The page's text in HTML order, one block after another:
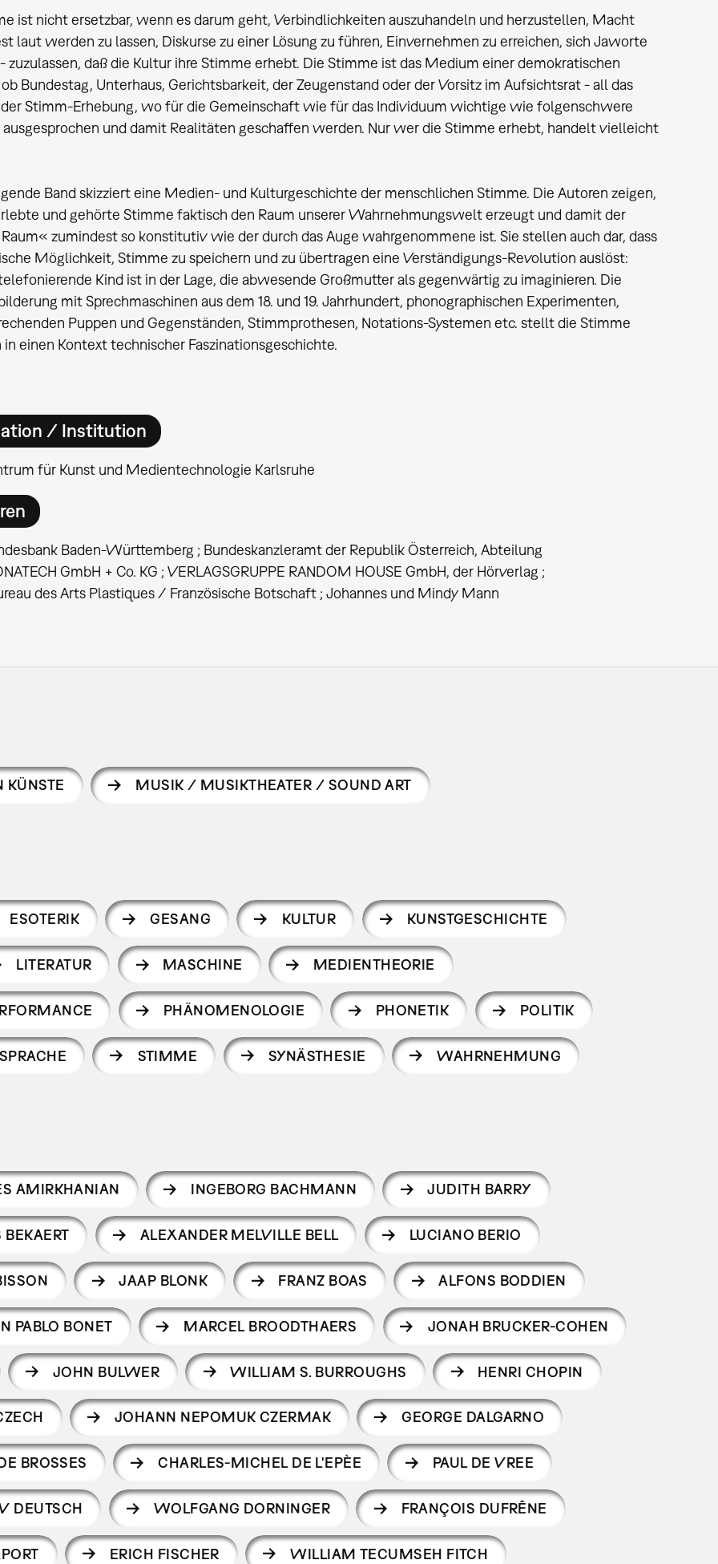
ist nicht ersetzbar, wenn es darum geht, Verbindlichkeiten auszuhandeln und herzustellen, Macht
laut werden zu lassen, Diskurse zu einer Lösung zu führen, Einvernehmen zu erreichen, sich Jaworte
zuzulassen, daß die Kultur ihre Stimme erhebt. Die Stimme ist das Medium einer demokratischen
Bundestag, Unterhaus, Gerichtsbarkeit, der Zeugenstand oder der Vorsitz im Aufsichtsrat - all das
Stimm-Erhebung, wo für die Gemeinschaft wie für das Individuum wichtige wie folgenschwere
ausgesprochen und damit Realitäten geschaffen werden. Nur wer die Stimme erhebt, handelt vielleicht
Band skizziert eine Medien- und Kulturgeschichte der menschlichen Stimme. Die Autoren zeigen,
und gehörte Stimme faktisch den Raum unserer Wahrnehmungswelt erzeugt und damit der
zumindest so konstitutiv wie der durch das Auge wahrgenommene ist. Sie stellen auch dar, dass
Möglichkeit, Stimme zu speichern und zu übertragen eine Verständigungs-Revolution auslöst:
Kind ist in der Lage, die abwesende Großmutter als gegenwärtig zu imaginieren. Die
mit Sprechmaschinen aus dem 18. und 19. Jahrhundert, phonographischen Experimenten,
Puppen und Gegenständen, Stimmprothesen, Notations-Systemen etc. stellt die Stimme
in einen Kontext technischer Faszinationsgeschichte.
/ Institution
für Kunst und Medientechnologie Karlsruhe
Baden-Württemberg ; Bundeskanzleramt der Republik Österreich, Abteilung
GmbH + Co. KG ; VERLAGSGRUPPE RANDOM HOUSE GmbH, der Hörverlag ;
des Arts Plastiques / Französische Botschaft ; Johannes und Mindy Mann
KÜNSTE MUSIK / MUSIKTHEATER / SOUND ART
ESOTERIK GESANG KULTUR KUNSTGESCHICHTE
LITERATUR MASCHINE MEDIENTHEORIE
PHÄNOMENOLOGIE PHONETIK POLITIK
SPRACHE STIMME SYNÄSTHESIE WAHRNEHMUNG
AMIRKHANIAN INGEBORG BACHMANN JUDITH BARRY
ALEXANDER MELVILLE BELL LUCIANO BERIO
JAAP BLONK FRANZ BOAS ALFONS BODDIEN
PABLO BONET MARCEL BROODTHAERS JONAH BRUCKER-COHEN
JOHN BULWER WILLIAM S. BURROUGHS HENRI CHOPIN
JOHANN NEPOMUK CZERMAK GEORGE DALGARNO
BROSSES CHARLES-MICHEL DE L'EPÈE PAUL DE VREE
DEUTSCH WOLFGANG DORNINGER FRANÇOIS DUFRÊNE
ERICH FISCHER WILLIAM TECUMSEH FITCH